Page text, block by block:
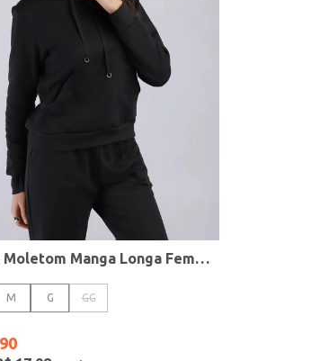
Blusão Moletom Manga Longa Feminino PRETO
M G GG
90